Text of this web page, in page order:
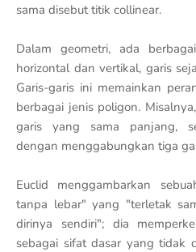
sama disebut titik collinear.
Dalam geometri, ada
horizontal dan vertikal, garis
Garis-garis ini memainkan
berbagai jenis poligon.
garis yang sama panjang,
dengan menggabungkan tiga
Euclid menggambarkan
tanpa lebar" yang "terletak
dirinya sendiri"; dia
sebagai sifat dasar yang tidak